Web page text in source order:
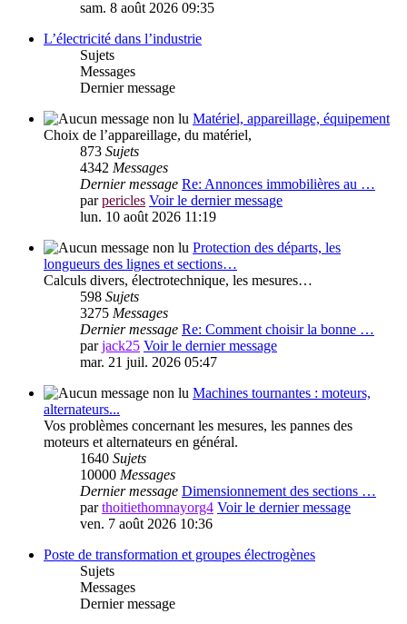
sam. 8 août 2026 09:35
L’électricité dans l’industrie
Sujets
Messages
Dernier message
Matériel, appareillage, équipement
Choix de l’appareillage, du matériel,
873 Sujets
4342 Messages
Dernier message Re: Annonces immobilières au …
parpericles Voir le dernier message
lun. 10 août 2026 11:19
Protection des départs, les
longueurs des lignes et sections…
Calculs divers, électrotechnique, les mesures…
598 Sujets
3275 Messages
Dernier message Re: Comment choisir la bonne …
parjack25 Voir le dernier message
mar. 21 juil. 2026 05:47
Machines tournantes : moteurs,
alternateurs...
Vos problèmes concernant les mesures, les pannes des
moteurs et alternateurs en général.
1640 Sujets
10000 Messages
Dernier message Dimensionnement des sections …
parthoitiethomnayorg4 Voir le dernier message
ven. 7 août 2026 10:36
Poste de transformation et groupes électrogènes
Sujets
Messages
Dernier message